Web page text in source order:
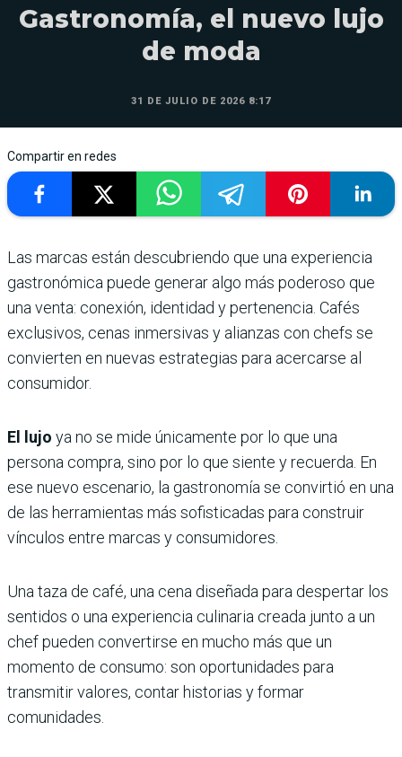
Gastronomía, el nuevo lujo
de moda
31 DE JULIO DE 2026 8:17
Compartir en redes
Las marcas están descubriendo que una experiencia
gastronómica puede generar algo más poderoso que
una venta: conexión, identidad y pertenencia. Cafés
exclusivos, cenas inmersivas y alianzas con chefs se
convierten en nuevas estrategias para acercarse al
consumidor.
El lujo ya no se mide únicamente por lo que una
persona compra, sino por lo que siente y recuerda. En
ese nuevo escenario, la gastronomía se convirtió en una
de las herramientas más sofisticadas para construir
vínculos entre marcas y consumidores.
Una taza de café, una cena diseñada para despertar los
sentidos o una experiencia culinaria creada junto a un
chef pueden convertirse en mucho más que un
momento de consumo: son oportunidades para
transmitir valores, contar historias y formar
comunidades.